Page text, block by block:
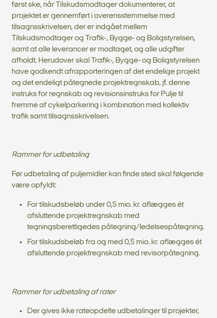
først ske, når Tilskudsmodtager dokumenterer, at
projektet er gennemført i overensstemmelse med
tilsagnsskrivelsen, der er indgået mellem
Tilskudsmodtager og Trafik-, Bygge- og Boligstyrelsen,
samt at alle leverancer er modtaget, og alle udgifter
afholdt. Herudover skal Trafik-, Bygge- og Boligstyrelsen
have godkendt afrapporteringen af det endelige projekt
og det endeligt påtegnede projektregnskab, jf. denne
instruks for regnskab og revisionsinstruks for Pulje til
fremme af cykelparkering i kombination med kollektiv
trafik samt tilsagnsskrivelsen.
Rammer for udbetaling
Før udbetaling af puljemidler kan finde sted skal følgende
være opfyldt:
For tilskudsbeløb under 0,5 mio. kr. aflægges ét
afsluttende projektregnskab med
tegningsberettigedes påtegning/ledelsespåtegning.
For tilskudsbeløb fra og med 0,5 mio. kr. aflægges ét
afsluttende projektregnskab med revisorpåtegning.
Rammer for udbetaling af rater
Der gives ikke rateopdelte udbetalinger til projekter,